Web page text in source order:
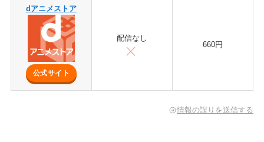
dアニメストア
公式サイト
配信なし
660円
情報の誤りを送信する